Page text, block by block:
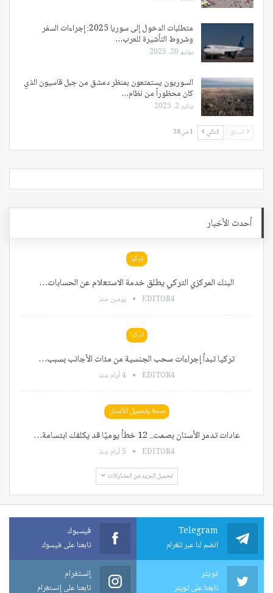
متطلبات الدخول إلى سوريا 2025: إجراءات السفر
وشروط التأشيرة للعرب…
يونيو 20, 2025
السوريون يستمتعون بمنظر دمشق من جبل قاسيون الذي
كان محظوراً من نظام…
يناير 2, 2025
السابق التالي 1 من 38
أحدث الأخبار
تركيا
البنك المركزي التركي يطلق خدمة الاستعلام عن الحسابات…
EDITOR4 يومين منذ
تركيا
تركيا تبدأ إجراءات سحب الجنسية من مئات الأجانب بسبب…
EDITOR4 4 أيام منذ
صحة وتجميل الأسنان
عادات تدمر الأسنان بصمت.. 12 خطأ يوميًا قد يكلفك ابتسامة…
EDITOR4 5 أيام منذ
تحميل المزيد من المشاركات
Telegram
انضم لنا عبر تلغرام
فيسبوك
تابعنا على فيسوك
تويتر
تابعنا على تويتر
إنستغرام
تابعنا على إنستغرام